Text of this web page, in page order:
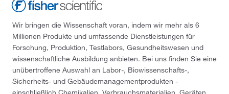
Wir bringen die Wissenschaft voran, indem wir mehr als 6
Millionen Produkte und umfassende Dienstleistungen für
Forschung, Produktion, Testlabors, Gesundheitswesen und
wissenschaftliche Ausbildung anbieten. Bei uns finden Sie eine
unübertroffene Auswahl an Labor-, Biowissenschafts-,
Sicherheits- und Gebäudemanagementprodukten -